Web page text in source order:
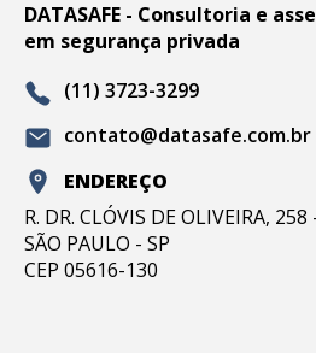
DATASAFE - Consultoria e
em segurança privada
(11) 3723-3299
contato@datasafe.com.br
ENDEREÇO
R. DR. CLÓVIS DE OLIVEIRA,
SÃO PAULO - SP
CEP 05616-130